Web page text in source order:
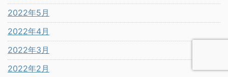
2022年5月
2022年4月
2022年3月
2022年2月